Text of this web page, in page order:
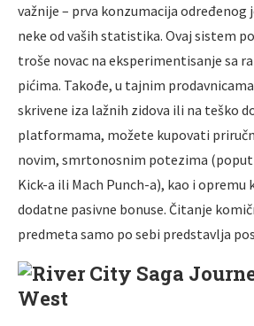
važnije – prva konzumacija određenog
neke od vaših statistika. Ovaj sistem
troše novac na eksperimentisanje sa
pićima. Takođe, u tajnim
skrivene iza lažnih zidova ili na teško
platformama, možete kupovati
novim, smrtonosnim potezima (poput
Kick-a ili Mach Punch-a), kao i opremu
dodatne pasivne bonuse. Čitanje
predmeta samo po sebi predstavlja